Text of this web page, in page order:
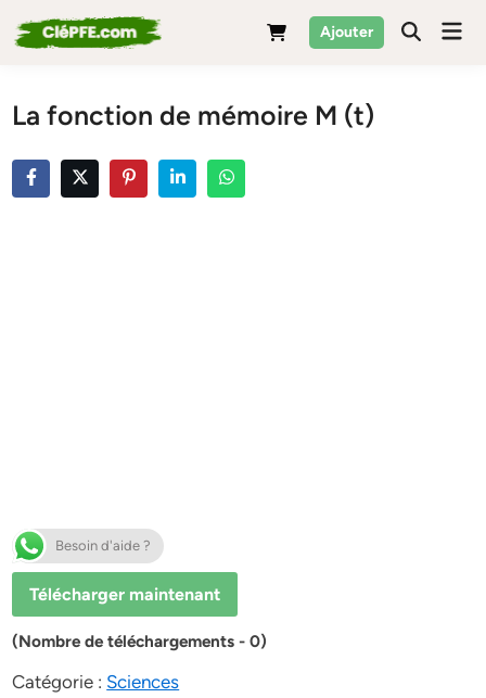
to
Ajouter
La fonction de mémoire M (t)
Besoin d'aide ?
Télécharger maintenant
(Nombre de téléchargements - 0)
Catégorie : Sciences